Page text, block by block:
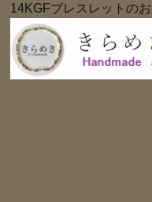
14KGFブレスレットの